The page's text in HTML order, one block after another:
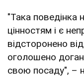
"Така поведінка
цінностям і є
відсторонено
оголошено
свою посаду", –